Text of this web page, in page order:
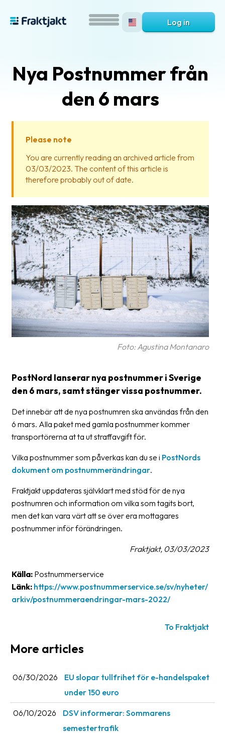
is
Fraktjakt?
Help?
FAQ
Glossary
Packing
Shipping
documents
Printer
settings
Delivery
terms
Pickups
Manuals
Barcode
Support
About
About
Fraktjakt
Media
Job
archive
Log in
Nya Postnummer från
den 6 mars
Please note
You are currently reading an archived article from
03/03/2023. The content of this article is
therefore probably out of date.
Foto: Agustina Montanaro
PostNord lanserar nya postnummer i Sverige
den 6 mars, samt stänger vissa postnummer.
Det innebär att de nya postnumren ska användas från den
6 mars. Alla paket med gamla postnummer kommer
transportörerna at ta ut straffavgift för.
Vilka postnummer som påverkas kan du se i PostNords
dokument om postnummerändringar.
Fraktjakt uppdateras självklart med stöd för de nya
postnumren och information om vilka som tagits bort,
men det kan vara värt att se över era mottagares
postnummer inför förändringen.
Fraktjakt, 03/03/2023
Källa: Postnummerservice
Länk: https://www.postnummerservice.se/sv/nyheter/
arkiv/postnummeraendringar-mars-2022/
To Fraktjakt
More articles
06/30/2026
EU slopar tullfrihet för e-handelspaket
under 150 euro
06/10/2026
DSV informerar: Sommarens
semestertrafik